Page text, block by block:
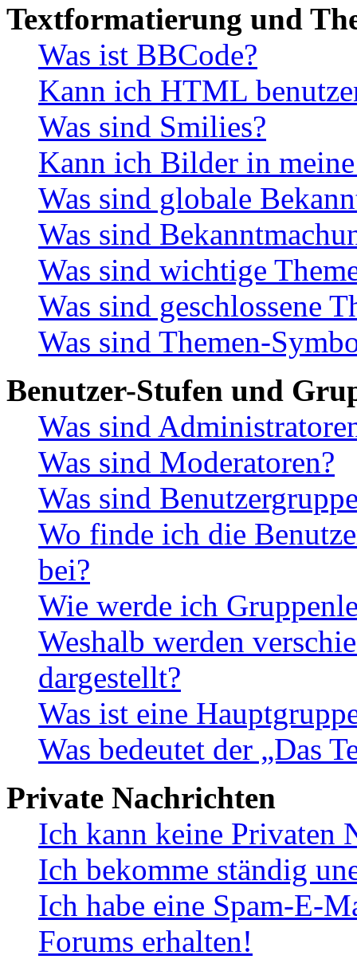
Textformatierung und
Was ist BBCode?
Kann ich HTML
Was sind Smilies?
Kann ich Bilder in
Was sind globale
Was sind
Was sind wichtige
Was sind geschlossene
Was sind Themen-
Benutzer-Stufen und
Was sind
Was sind Moderatoren?
Was sind
Wo finde ich die
bei?
Wie werde ich
Weshalb werden
dargestellt?
Was ist eine
Was bedeutet der „Das
Private Nachrichten
Ich kann keine Privaten
Ich bekomme ständig
Ich habe eine Spam-E-
Forums erhalten!